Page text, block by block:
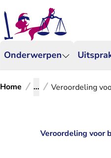
Onderwerpen
Home ... Veroordeling
Veroordeling voor